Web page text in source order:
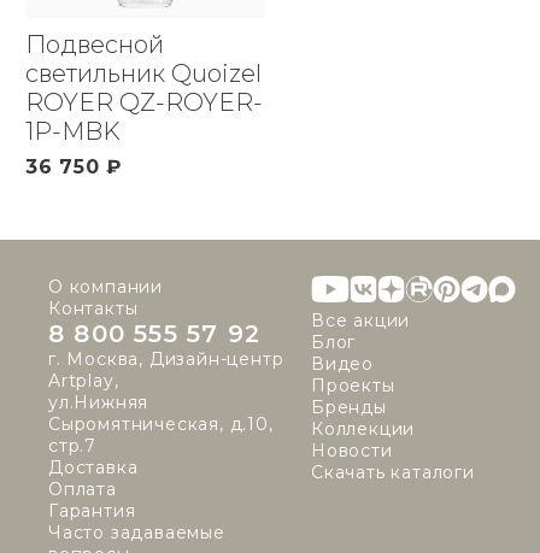
Подвесной
светильник Quoizel
ROYER QZ-ROYER-
1P-MBK
36 750 ₽
О компании
Контакты
8 800 555 57 92
г. Москва, Дизайн-центр
Artplay,
ул.Нижняя
Сыромятническая, д.10,
стр.7
Доставка
Оплата
Гарантия
Часто задаваемые
Все акции
Блог
Видео
Проекты
Бренды
Коллекции
Новости
Скачать каталоги